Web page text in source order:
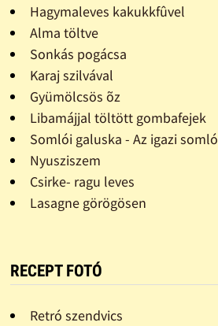
Hagymaleves kakukkfûvel
Alma töltve
Sonkás pogácsa
Karaj szilvával
Gyümölcsös õz
Libamájjal töltött gombafejek
Somlói galuska - Az igazi
Nyusziszem
Csirke- ragu leves
Lasagne görögösen
RECEPT FOTÓ
Retró szendvics